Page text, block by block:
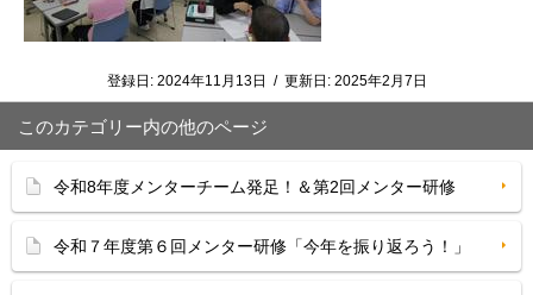
登録日: 2024年11月13日 / 更新日: 2025年2月7日
このカテゴリー内の他のページ
令和8年度メンターチーム発足！＆第2回メンター研修
令和７年度第６回メンター研修「今年を振り返ろう！」